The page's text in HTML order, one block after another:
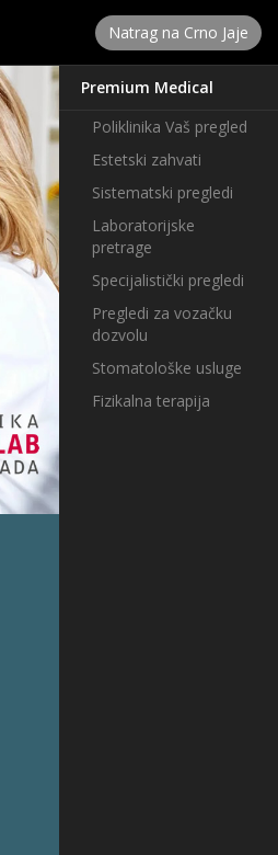
Natrag na Crno Jaje
Premium Medical
Poliklinika Vaš pregled
Estetski zahvati
Sistematski pregledi
Laboratorijske
pretrage
Specijalistički pregledi
Pregledi za vozačku
dozvolu
Stomatološke usluge
Fizikalna terapija